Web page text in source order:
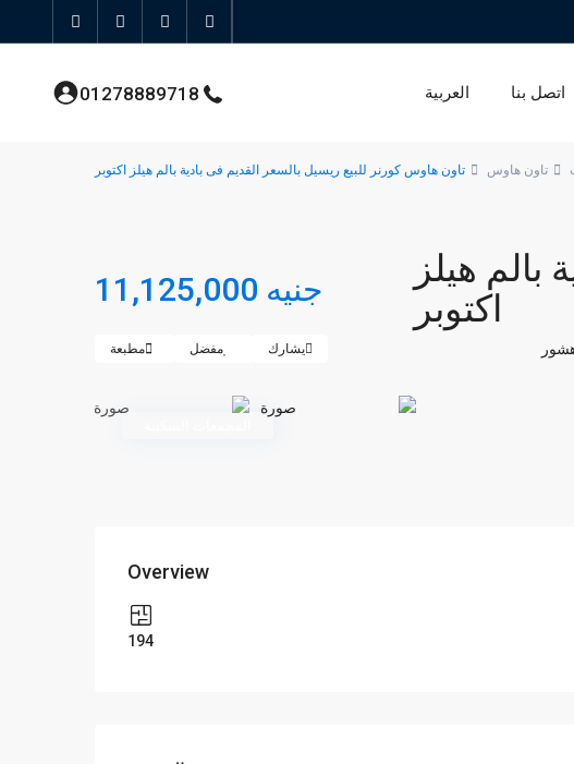
اتصل بنا العربية 01278889718
تاون هاوس تاون هاوس كورنر للبيع ريسيل بالسعر القديم فى بادية بالم هيلز اكتوبر
هيلز
اكتوبر
جنيه 11,125,000
يشارك مفضل مطبعة
Overview
194